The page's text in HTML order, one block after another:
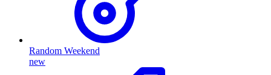
Random Weekend
new